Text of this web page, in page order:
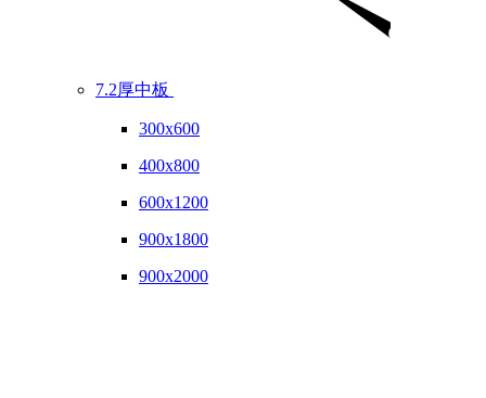
7.2厚中板
300x600
400x800
600x1200
900x1800
900x2000